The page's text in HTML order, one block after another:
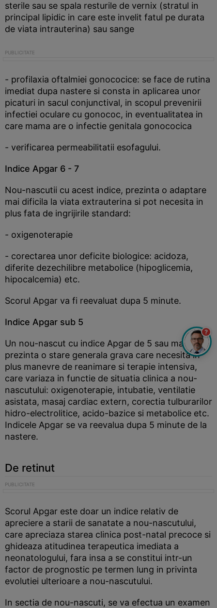
sterile sau se spala resturile de vernix (stratul in
principal lipidic in care este invelit fatul pe durata
de viata intrauterina) sau sange
- profilaxia oftalmiei gonococice: se face de rutina
imediat dupa nastere si consta in aplicarea unor
picaturi in sacul conjunctival, in scopul prevenirii
infectiei oculare cu gonococ, in eventualitatea in
care mama are o infectie genitala gonococica
- verificarea permeabilitatii esofagului.
Indice Apgar 6 - 7
Nou-nascutii cu acest indice, prezinta o adaptare
mai dificila la viata extrauterina si pot necesita in
plus fata de ingrijirile standard:
- oxigenoterapie
- corectarea unor deficite biologice: acidoza,
diferite dezechilibre metabolice (hipoglicemia,
hipocalcemia) etc.
Scorul Apgar va fi reevaluat dupa 5 minute.
Indice Apgar sub 5
Un nou-nascut cu indice Apgar de 5 sau mai mic,
prezinta o stare generala grava care necesita in
plus manevre de reanimare si terapie intensiva,
care variaza in functie de situatia clinica a nou-
nascutului: oxigenoterapie, intubatie, ventilatie
asistata, masaj cardiac extern, corectia tulburarilor
hidro-electrolitice, acido-bazice si metabolice etc.
Indicele Apgar se va reevalua dupa 5 minute de la
nastere.
De retinut
Scorul Apgar este doar un indice relativ de
apreciere a starii de sanatate a nou-nascutului,
care apreciaza starea clinica post-natal precoce si
ghideaza atitudinea terapeutica imediata a
neonatologului, fara insa a se constitui intr-un
factor de prognostic pe termen lung in privinta
evolutiei ulterioare a nou-nascutului.
In sectia de nou-nascuti, se va efectua un examen
?